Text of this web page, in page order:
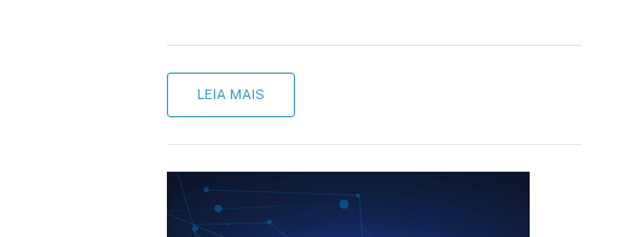
LEIA MAIS